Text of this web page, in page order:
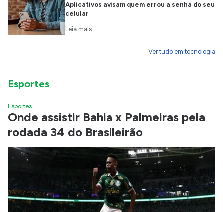
Aplicativos avisam quem errou a senha do seu
celular
Leia mais
Ver tudo em tecnologia
Esportes
Esportes
Onde assistir Bahia x Palmeiras pela
rodada 34 do Brasileirão